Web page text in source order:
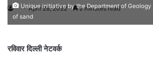
April 28, 2022 2 minutes read
Unique initiative by the Department of
of sand
रविवार दिल्ली नेटवर्क